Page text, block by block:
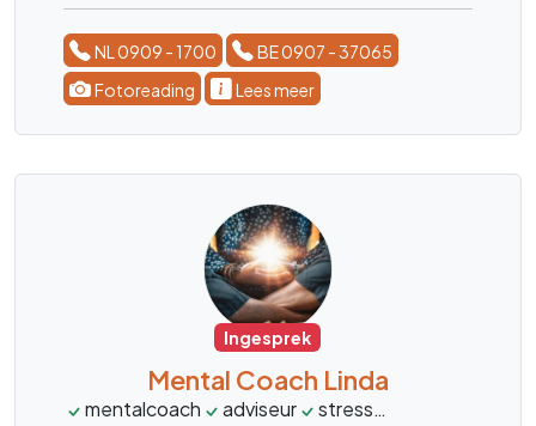
NL 0909 - 1700
BE 0907 - 37065
Fotoreading
Lees meer
Ingesprek
Mental Coach Linda
mentalcoach adviseur stress